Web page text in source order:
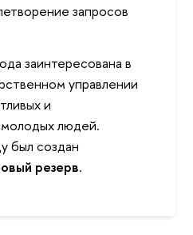
запросов
заинтересована в
управлении
и
людей.
был создан
резерв.